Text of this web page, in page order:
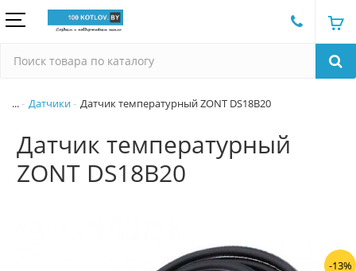
... Датчики Датчик температурный ZONT DS18В20
Датчик температурный
ZONT DS18В20
-13%